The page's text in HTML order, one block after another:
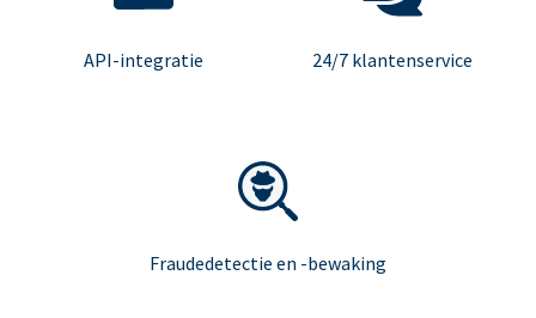
API-integratie 24/7 klantenservice
Fraudedetectie en -bewaking